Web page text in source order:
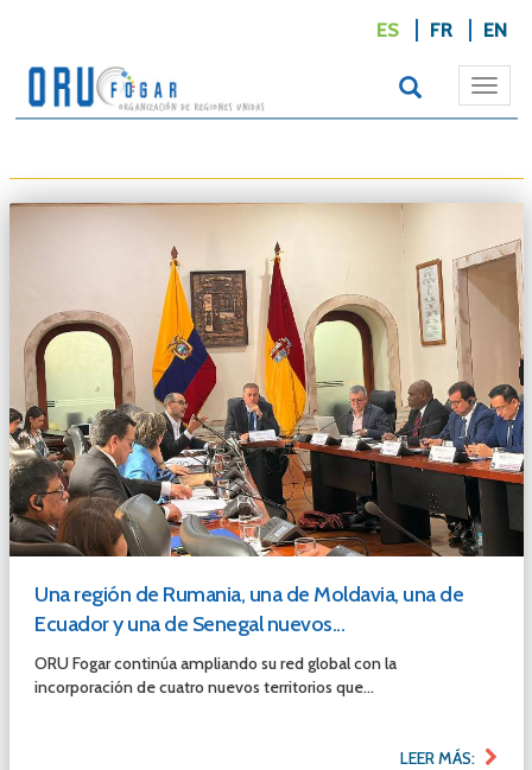
ES FR EN
Una región de Rumania, una de Moldavia, una de
Ecuador y una de Senegal nuevos...
ORU Fogar continúa ampliando su red global con la
incorporación de cuatro nuevos territorios que...
LEER MÁS: